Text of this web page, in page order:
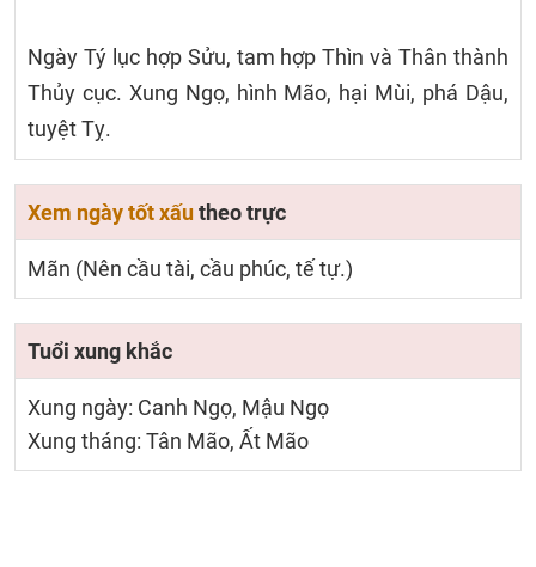
Ngày Tý lục hợp Sửu, tam hợp Thìn và Thân thành
Thủy cục. Xung Ngọ, hình Mão, hại Mùi, phá Dậu,
tuyệt Tỵ.
Xem ngày tốt xấutheo trực
Mãn (Nên cầu tài, cầu phúc, tế tự.)
Tuổi xung khắc
Xung ngày: Canh Ngọ, Mậu Ngọ
Xung tháng: Tân Mão, Ất Mão